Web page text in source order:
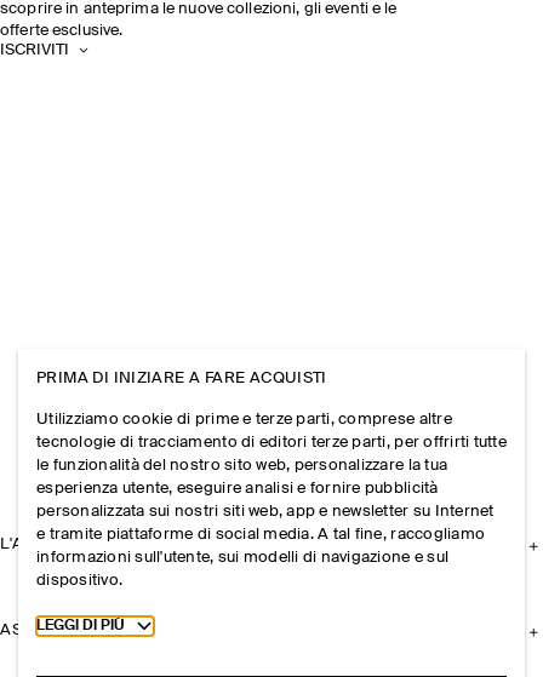
scoprire in anteprima le nuove collezioni, gli eventi e le
offerte esclusive.
ISCRIVITI
L'AZIENDA
ASSISTENZA
PRIMA DI INIZIARE A FARE ACQUISTI
Utilizziamo cookie di prime e terze parti, comprese altre
tecnologie di tracciamento di editori terze parti, per offrirti tutte
le funzionalità del nostro sito web, personalizzare la tua
esperienza utente, eseguire analisi e fornire pubblicità
personalizzata sui nostri siti web, app e newsletter su Internet
e tramite piattaforme di social media. A tal fine, raccogliamo
informazioni sull'utente, sui modelli di navigazione e sul
dispositivo.
Toggle more cookie information
LEGGI DI PIÙ